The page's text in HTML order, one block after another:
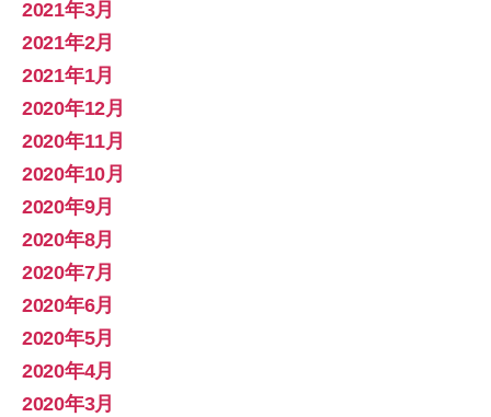
2021年3月
2021年2月
2021年1月
2020年12月
2020年11月
2020年10月
2020年9月
2020年8月
2020年7月
2020年6月
2020年5月
2020年4月
2020年3月